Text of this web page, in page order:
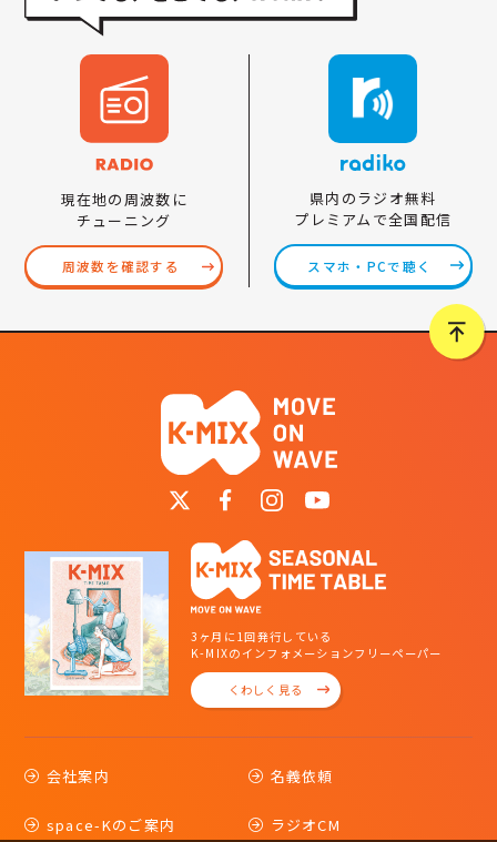
現在地の周波数に
チューニング
周波数を確認する
県内のラジオ無料
プレミアムで全国配信
スマホ・PCで聴く
3ヶ月に1回発行している
K-MIXのインフォメーションフリーペーパー
くわしく見る
会社案内 名義依頼
space-Kのご案内 ラジオCM